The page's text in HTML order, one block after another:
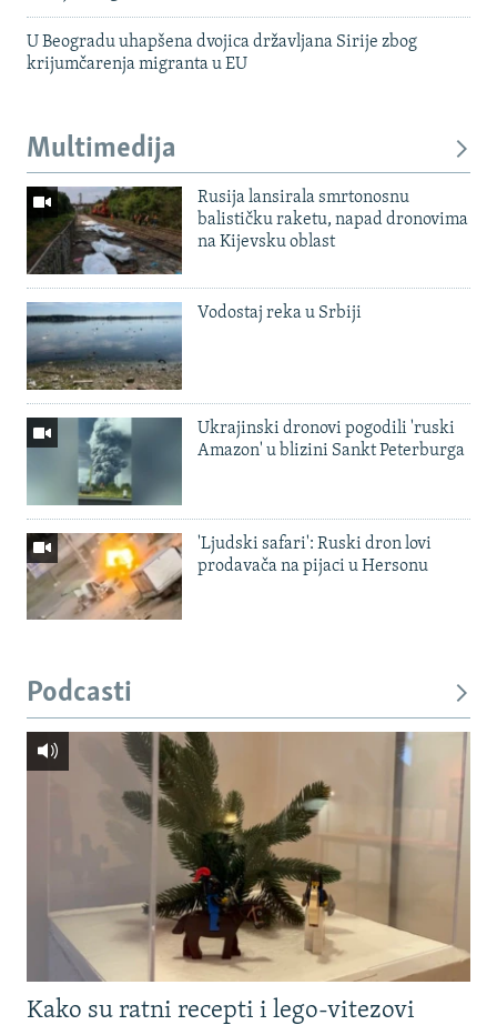
U Beogradu uhapšena dvojica državljana Sirije zbog
krijumčarenja migranta u EU
Multimedija
Rusija lansirala smrtonosnu
balističku raketu, napad dronovima
na Kijevsku oblast
Vodostaj reka u Srbiji
Ukrajinski dronovi pogodili 'ruski
Amazon' u blizini Sankt Peterburga
'Ljudski safari': Ruski dron lovi
prodavača na pijaci u Hersonu
Podcasti
Kako su ratni recepti i lego-vitezovi